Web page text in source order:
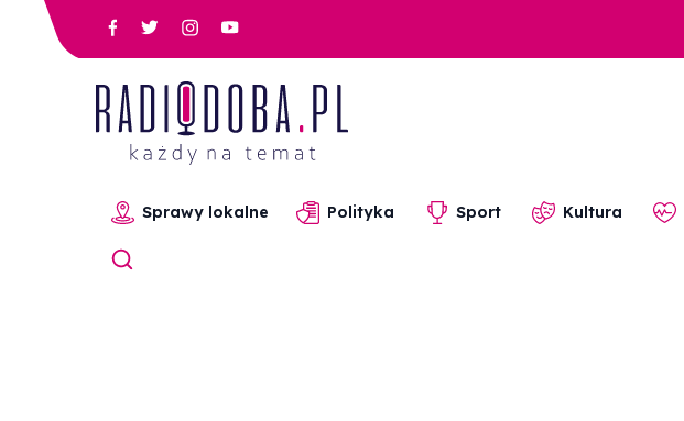
Sprawy lokalne Polityka Sport Kultura